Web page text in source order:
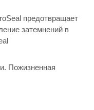
предотвращает
затемнений в
Пожизненная